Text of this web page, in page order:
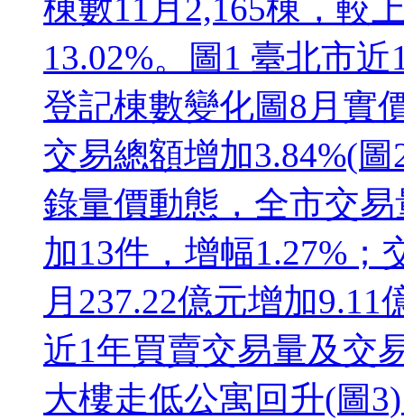
棟數11月2,165棟，較
13.02%。圖1 臺北市
登記棟數變化圖8月實
交易總額增加3.84%(
錄量價動態，全市交
加13件，增幅1.27%；
月237.22億元增加
近1年買賣交易量及交
大樓走低公寓回升(圖